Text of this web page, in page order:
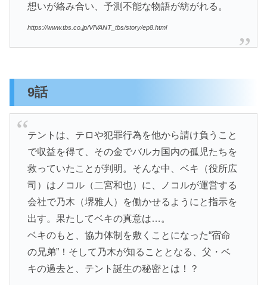
想いが絡み合い、予測不能な物語が紡がれる。
https://www.tbs.co.jp/VIVANT_tbs/story/ep8.html
9話
テントは、テロや犯罪行為を他から請け負うこと
で収益を得て、その金でバルカ国内の孤児たちを
救っていたことが判明。そんな中、ベキ（役所広
司）はノコル（二宮和也）に、ノコルが運営する
会社で乃木（堺雅人）を働かせるようにと指示を
出す。果たしてベキの真意は…。
ベキのもと、協力体制を敷くことになった“宿命
の兄弟”！そして乃木が知ることとなる、父・ベ
キの過去と、テント誕生の秘密とは！？